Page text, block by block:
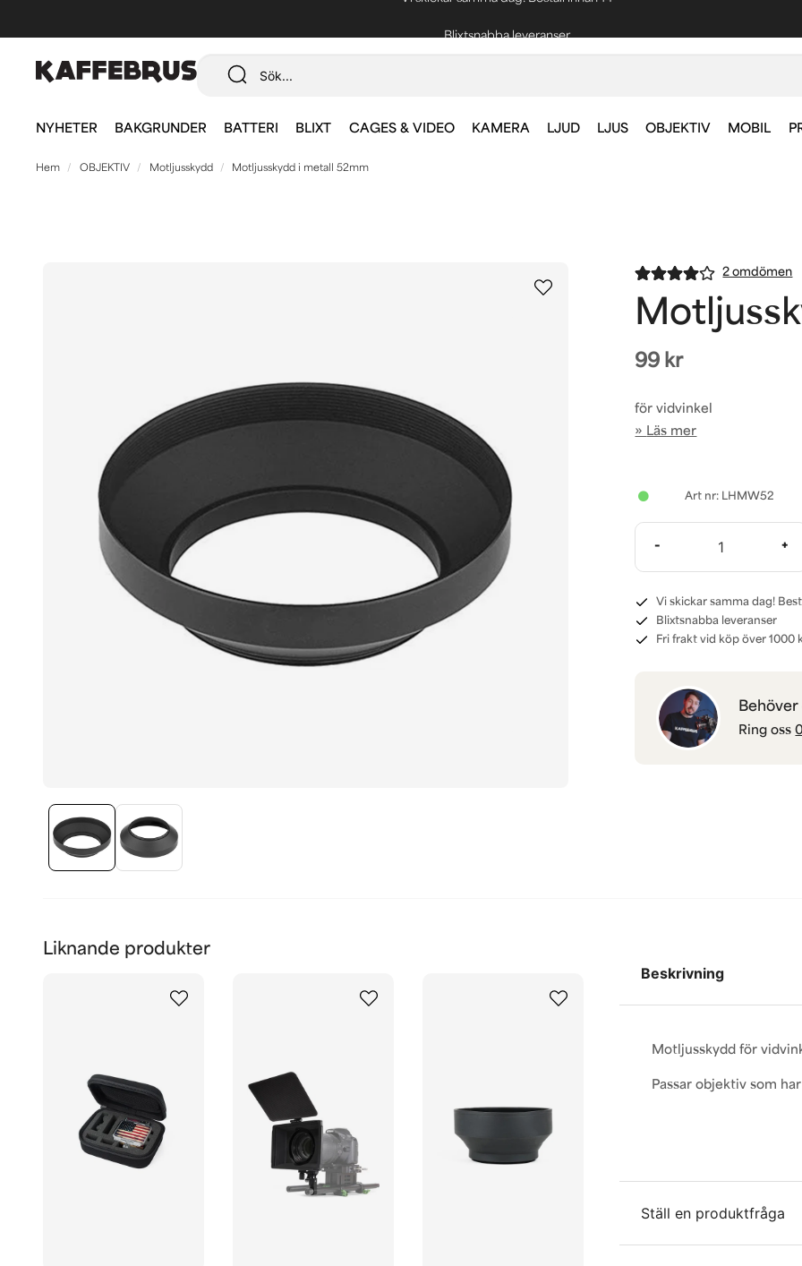
NYHETER BAKGRUNDER BATTERI BLIXT CAGES & VIDEO KAMERA LJUD LJUS OBJEKTIV MOBIL
Hem OBJEKTIV Motljusskydd Motljusskydd i metall 52mm
2 omdömen
99 kr
för vidvinkel
Läs mer
LHMW52
- +
Vi skickar samma dag!
Blixtsnabba leveranser
Fri frakt vid köp över 1000
Ring oss
Liknande produkter
Beskrivning
Motljusskydd för
Passar objektiv som
Ställ en produktfråga